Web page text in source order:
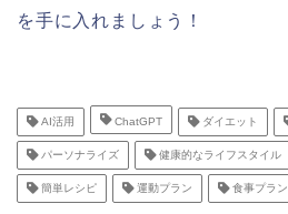
を手に入れましょう！
AI活用 ChatGPT ダイエット
パーソナライズ 健康的なライフスタイル
簡単レシピ 運動プラン 食事プラン